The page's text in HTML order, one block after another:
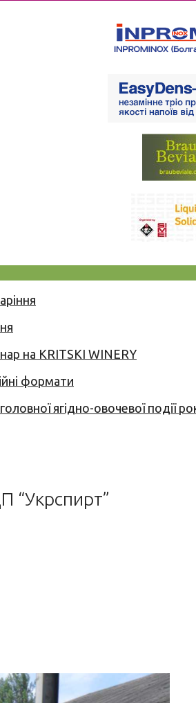
на KRITSKI WINERY
формати
ягідно-овочевої події
“Укрспирт”